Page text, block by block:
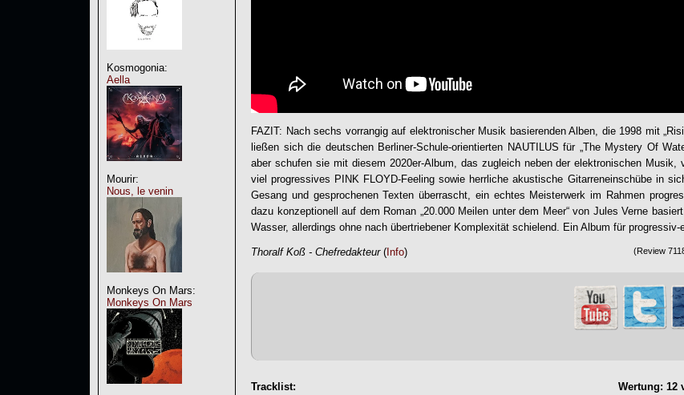
Kosmogonia:
Aella
Mourir:
Nous, le venin
Monkeys On Mars:
Monkeys On Mars
FAZIT: Nach sechs vorrangig auf elektronischer Musik basierenden Alben, die 1998 mit
ließen sich die deutschen Berliner-Schule-orientierten NAUTILUS für „ The Mystery Of
aber schufen sie mit diesem 2020er-Album, das zugleich neben der elektronischen Musik,
viel progressives PINK FLOYD-Feeling sowie herrliche akustische Gitarreneinschübe in
Gesang und gesprochenen Texten überrascht, ein echtes Meisterwerk im Rahmen
dazu konzeptionell auf dem Roman „20.000 Meilen unter dem Meer“ von Jules Verne
Wasser, allerdings ohne nach übertriebener Komplexität schielend. Ein Album für progressiv-
Thoralf Koß - Chefredakteur( Info) (Review
Wertung: 12
Tracklist: